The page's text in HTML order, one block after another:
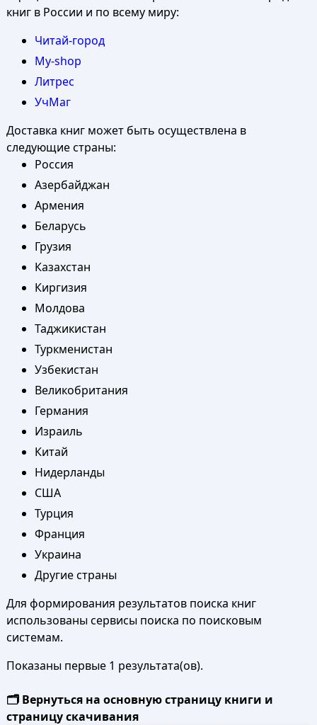
книг в России и по всему миру:
Читай-город
My-shop
Литрес
УчМаг
Доставка книг может быть осуществлена в
следующие страны:
Россия
Азербайджан
Армения
Беларусь
Грузия
Казахстан
Киргизия
Молдова
Таджикистан
Туркменистан
Узбекистан
Великобритания
Германия
Израиль
Китай
Нидерланды
США
Турция
Франция
Украина
Другие страны
Для формирования результатов поиска книг
использованы сервисы поиска по поисковым
системам.
Показаны первые 1 результата(ов).
🗂️ Вернуться на основную страницу книги и
страницу скачивания